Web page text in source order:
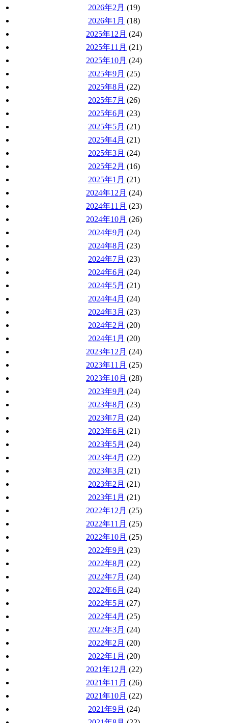
2026年2月 (19)
2026年1月 (18)
2025年12月 (24)
2025年11月 (21)
2025年10月 (24)
2025年9月 (25)
2025年8月 (22)
2025年7月 (26)
2025年6月 (23)
2025年5月 (21)
2025年4月 (21)
2025年3月 (24)
2025年2月 (16)
2025年1月 (21)
2024年12月 (24)
2024年11月 (23)
2024年10月 (26)
2024年9月 (24)
2024年8月 (23)
2024年7月 (23)
2024年6月 (24)
2024年5月 (21)
2024年4月 (24)
2024年3月 (23)
2024年2月 (20)
2024年1月 (20)
2023年12月 (24)
2023年11月 (25)
2023年10月 (28)
2023年9月 (24)
2023年8月 (23)
2023年7月 (24)
2023年6月 (21)
2023年5月 (24)
2023年4月 (22)
2023年3月 (21)
2023年2月 (21)
2023年1月 (21)
2022年12月 (25)
2022年11月 (25)
2022年10月 (25)
2022年9月 (23)
2022年8月 (22)
2022年7月 (24)
2022年6月 (24)
2022年5月 (27)
2022年4月 (25)
2022年3月 (24)
2022年2月 (20)
2022年1月 (20)
2021年12月 (22)
2021年11月 (26)
2021年10月 (22)
2021年9月 (24)